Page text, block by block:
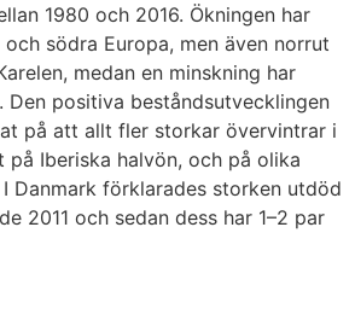
1980 och 2016. Ökningen har
södra Europa, men även norrut
medan en minskning har
Den positiva beståndsutvecklingen
på att allt fler storkar övervintrar i
på Iberiska halvön, och på olika
Danmark förklarades storken utdöd
2011 och sedan dess har 1–2 par